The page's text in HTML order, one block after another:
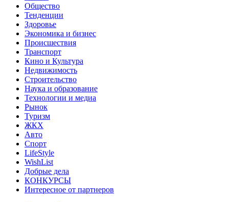
Общество
Тенденции
Здоровье
Экономика и бизнес
Происшествия
Транспорт
Кино и Культура
Недвижимость
Строительство
Наука и образование
Технологии и медиа
Рынок
Туризм
ЖКХ
Авто
Спорт
LifeStyle
WishList
Добрые дела
КОНКУРСЫ
Интересное от партнеров